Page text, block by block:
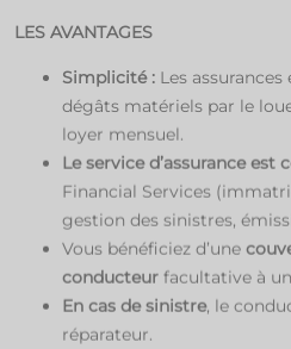
LES AVANTAGES
Simplicité : Les
dégâts matériels par le
loyer mensuel.​
Le service d’assurance est
Financial Services
gestion des sinistres,
Vous bénéficiez d’une
conducteur facultative à
En cas de sinistre, le
réparateur.​